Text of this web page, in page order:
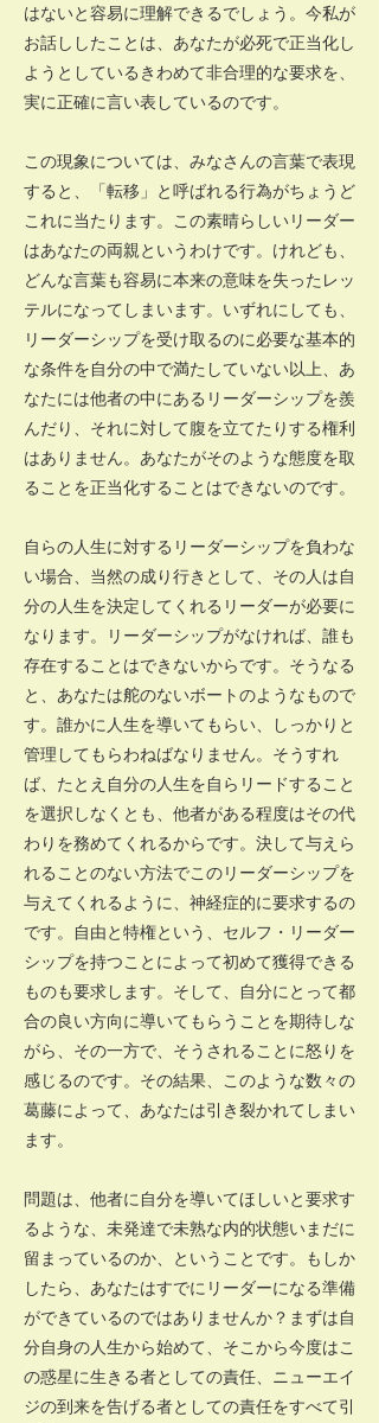
はないと容易に理解できるでしょう。今私が
お話ししたことは、あなたが必死で正当化し
ようとしているきわめて非合理的な要求を、
実に正確に言い表しているのです。
この現象については、みなさんの言葉で表現
すると、「転移」と呼ばれる行為がちょうど
これに当たります。この素晴らしいリーダー
はあなたの両親というわけです。けれども、
どんな言葉も容易に本来の意味を失ったレッ
テルになってしまいます。いずれにしても、
リーダーシップを受け取るのに必要な基本的
な条件を自分の中で満たしていない以上、あ
なたには他者の中にあるリーダーシップを羨
んだり、それに対して腹を立てたりする権利
はありません。あなたがそのような態度を取
ることを正当化することはできないのです。
自らの人生に対するリーダーシップを負わな
い場合、当然の成り行きとして、その人は自
分の人生を決定してくれるリーダーが必要に
なります。リーダーシップがなければ、誰も
存在することはできないからです。そうなる
と、あなたは舵のないボートのようなもので
す。誰かに人生を導いてもらい、しっかりと
管理してもらわねばなりません。そうすれ
ば、たとえ自分の人生を自らリードすること
を選択しなくとも、他者がある程度はその代
わりを務めてくれるからです。決して与えら
れることのない方法でこのリーダーシップを
与えてくれるように、神経症的に要求するの
です。自由と特権という、セルフ・リーダー
シップを持つことによって初めて獲得できる
ものも要求します。そして、自分にとって都
合の良い方向に導いてもらうことを期待しな
がら、その一方で、そうされることに怒りを
感じるのです。その結果、このような数々の
葛藤によって、あなたは引き裂かれてしまい
ます。
問題は、他者に自分を導いてほしいと要求す
るような、未発達で未熟な内的状態いまだに
留まっているのか、ということです。もしか
したら、あなたはすでにリーダーになる準備
ができているのではありませんか？まずは自
分自身の人生から始めて、そこから今度はこ
の惑星に生きる者としての責任、ニューエイ
ジの到来を告げる者としての責任をすべて引